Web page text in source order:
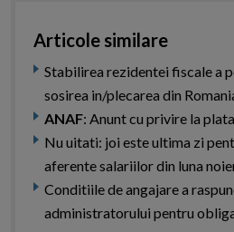
Articole similare
Stabilirea rezidentei fiscale a
sosirea in/plecarea din
ANAF: Anunt cu privire la
Nu uitati: joi este ultima zi
aferente salariilor din luna
Conditiile de angajare a
administratorului pentru